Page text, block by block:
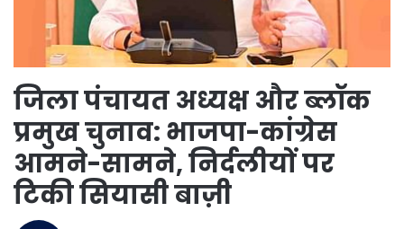
जिला पंचायत अध्यक्ष और ब्लॉक
प्रमुख चुनाव: भाजपा-कांग्रेस
आमने-सामने, निर्दलीयों पर
टिकी सियासी बाज़ी